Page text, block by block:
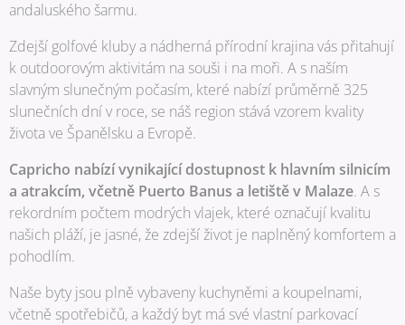
andaluského šarmu.
Zdejší golfové kluby a nádherná přírodní krajina vás přitahují
k outdoorovým aktivitám na souši i na moři. A s naším
slavným slunečným počasím, které nabízí průměrně 325
slunečních dní v roce, se náš region stává vzorem kvality
života ve Španělsku a Evropě.
Capricho nabízí vynikající dostupnost k hlavním silnicím
a atrakcím, včetně Puerto Banus a letiště v Malaze. A s
rekordním počtem modrých vlajek, které označují kvalitu
našich pláží, je jasné, že zdejší život je naplněný komfortem a
pohodlím.
Naše byty jsou plně vybaveny kuchyněmi a koupelnami,
včetně spotřebičů, a každý byt má své vlastní parkovací